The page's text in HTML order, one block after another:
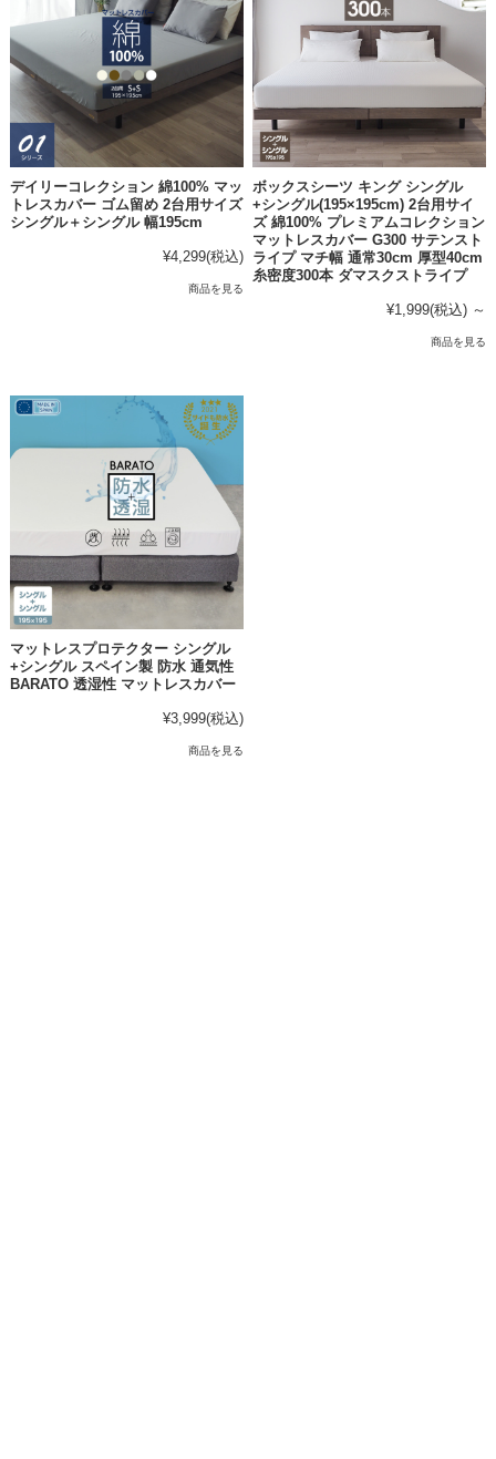
デイリーコレクション 綿100% マッ
トレスカバー ゴム留め 2台用サイズ
シングル＋シングル 幅195cm
¥4,299(税込)
商品を見る
ボックスシーツ キング シングル
+シングル(195×195cm) 2台用サイ
ズ 綿100% プレミアムコレクション
マットレスカバー G300 サテンスト
ライプ マチ幅 通常30cm 厚型40cm
糸密度300本 ダマスクストライプ
¥1,999(税込) ～
商品を見る
マットレスプロテクター シングル
+シングル スペイン製 防水 通気性
BARATO 透湿性 マットレスカバー
¥3,999(税込)
商品を見る